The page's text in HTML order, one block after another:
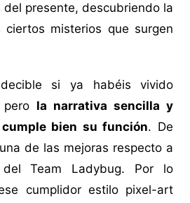
del presente, descubriendo la
misterios que surgen
si ya habéis vivido
la narrativa sencilla y
bien su función. De
de las mejoras respecto a
Team Ladybug. Por lo
cumplidor estilo pixel-art